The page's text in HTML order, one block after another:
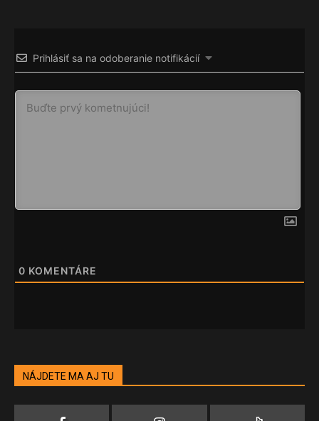
Prihlásiť sa na odoberanie notifikácií
0 KOMENTÁRE
NÁJDETE MA AJ TU